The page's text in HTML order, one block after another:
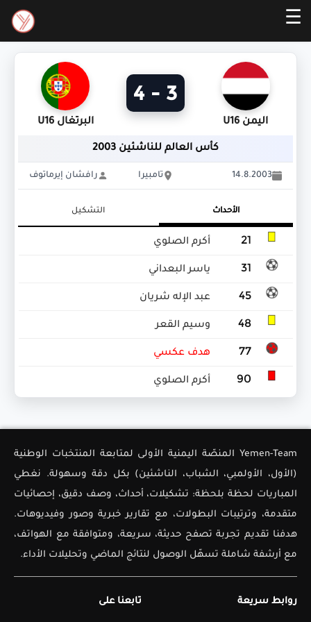
☰
اليمن U16
3 - 4
البرتغال U16
كأس العالم للناشئين 2003
14.8.2003 تامبيرا رافشان إيرماتوف
الأحداث التشكيل
21 أكرم الصلوي
31 ياسر البعداني
45 عبد الإله شريان
48 وسيم القعر
77 هدف عكسي
90 أكرم الصلوي
Yemen-Team المنصّة اليمنية الأولى لمتابعة المنتخبات الوطنية
(الأول، الأولمبي، الشباب، الناشئين) بكل دقة وسهولة. نغطي
المباريات لحظة بلحظة: تشكيلات، أحداث، وصف دقيق، إحصائيات
متقدمة، وترتيبات البطولات، مع تقارير خبرية وصور وفيديوهات.
هدفنا تقديم تجربة تصفح حديثة، سريعة، ومتوافقة مع الهواتف،
مع أرشفة شاملة تسهّل الوصول لنتائج الماضي وتحليلات الأداء.
روابط سريعة تابعنا على